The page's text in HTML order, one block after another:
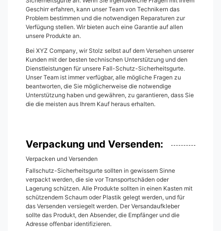
Geschirr erfahren, kann unser Team von Technikern das
Problem bestimmen und die notwendigen Reparaturen zur
Verfügung stellen. Wir bieten auch eine Garantie auf allen
unsere Produkte an.
Bei XYZ Company, wir Stolz selbst auf dem Versehen unserer
Kunden mit der besten technischen Unterstützung und den
Dienstleistungen für unsere Fall-Schutz-Sicherheitsgurte.
Unser Team ist immer verfügbar, alle mögliche Fragen zu
beantworten, die Sie möglicherweise die notwendige
Unterstützung haben und gewähren, zu garantieren, dass Sie
die die meisten aus Ihrem Kauf heraus erhalten.
Verpackung und Versenden:
Verpacken und Versenden
Fallschutz-Sicherheitsgurte sollten in gewissem Sinne
verpackt werden, die sie vor Transportschäden oder
Lagerung schützen. Alle Produkte sollten in einen Kasten mit
schützendem Schaum oder Plastik gelegt werden, und für
das Versenden versiegelt werden. Der Versandaufkleber
sollte das Produkt, den Absender, die Empfänger und die
Adresse offenbar identifizieren.